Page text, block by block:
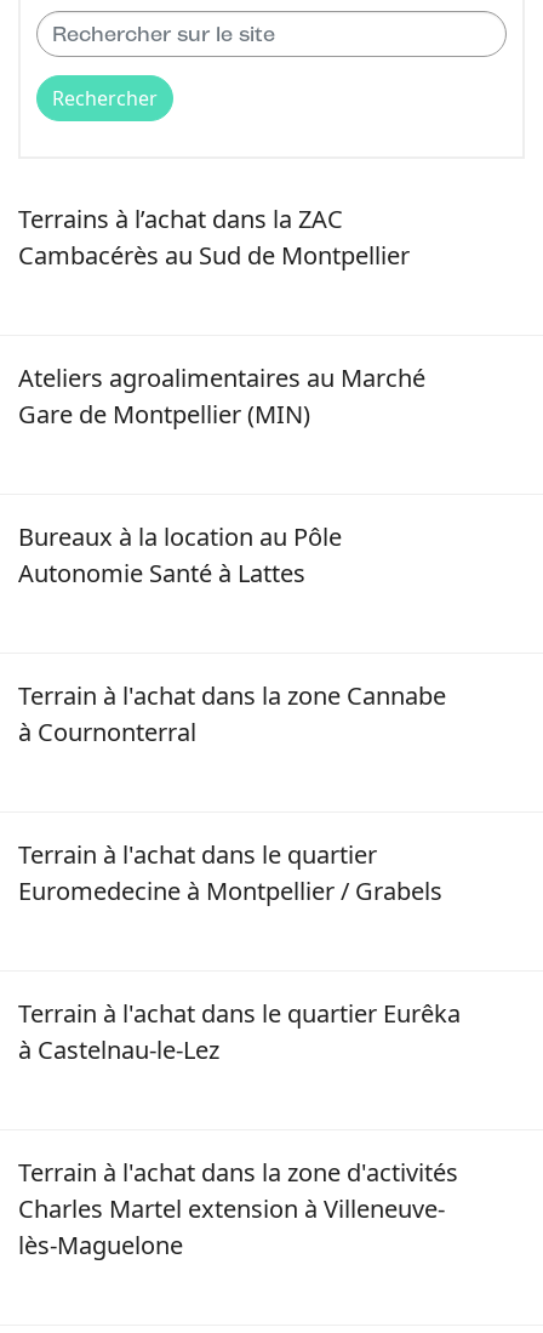
Image
Terrains à l’achat dans la ZAC
Cambacérès au Sud de Montpellier
Image
Ateliers agroalimentaires au Marché
Gare de Montpellier (MIN)
Image
Bureaux à la location au Pôle
Autonomie Santé à Lattes
Image
Terrain à l'achat dans la zone Cannabe
à Cournonterral
Image
Terrain à l'achat dans le quartier
Euromedecine à Montpellier / Grabels
Image
Terrain à l'achat dans le quartier Eurêka
à Castelnau-le-Lez
Image
Terrain à l'achat dans la zone d'activités
Charles Martel extension à Villeneuve-
lès-Maguelone